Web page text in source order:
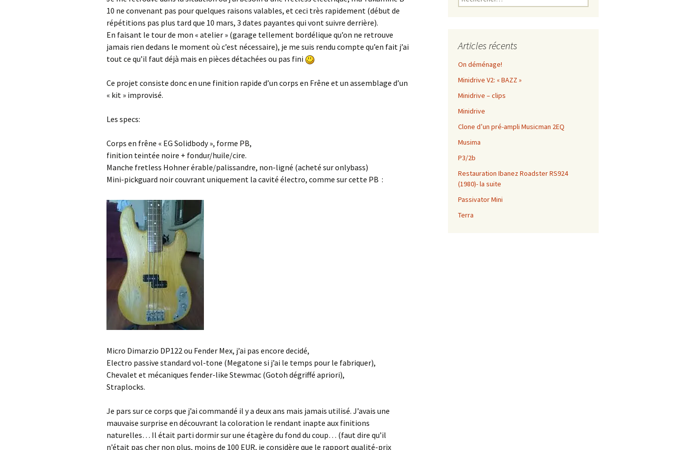
10 ne convenant pas pour quelques raisons valables, et ceci très rapidement (début de
répétitions pas plus tard que 10 mars, 3 dates payantes qui vont suivre derrière).
En faisant le tour de mon « atelier » (garage tellement bordélique qu’on ne retrouve
jamais rien dedans le moment où c’est nécessaire), je me suis rendu compte qu’en fait j’ai
tout ce qu’il faut déjà mais en pièces détachées ou pas fini
Ce projet consiste donc en une finition rapide d’un corps en Frêne et un assemblage d’un
« kit » improvisé.
Les specs:
Corps en frêne « EG Solidbody », forme PB,
finition teintée noire + fondur/huile/cire.
Manche fretless Hohner érable/palissandre, non-ligné (acheté sur onlybass)
Mini-pickguard noir couvrant uniquement la cavité électro, comme sur cette PB :
Micro Dimarzio DP122 ou Fender Mex, j’ai pas encore decidé,
Electro passive standard vol-tone (Megatone si j’ai le temps pour le fabriquer),
Chevalet et mécaniques fender-like Stewmac (Gotoh dégriffé apriori),
Straplocks.
Je pars sur ce corps que j’ai commandé il y a deux ans mais jamais utilisé. J’avais une
mauvaise surprise en découvrant la coloration le rendant inapte aux finitions
naturelles… Il était parti dormir sur une étagère du fond du coup… (faut dire qu’il
n’était pas cher non plus, moins de 100 EUR, je considère que le rapport qualité-prix
Articles récents
On déménage!
Minidrive V2: « BAZZ »
Minidrive – clips
Minidrive
Clone d’un pré-ampli Musicman 2EQ
Musima
P3/2b
Restauration Ibanez Roadster RS924
(1980)- la suite
Passivator Mini
Terra